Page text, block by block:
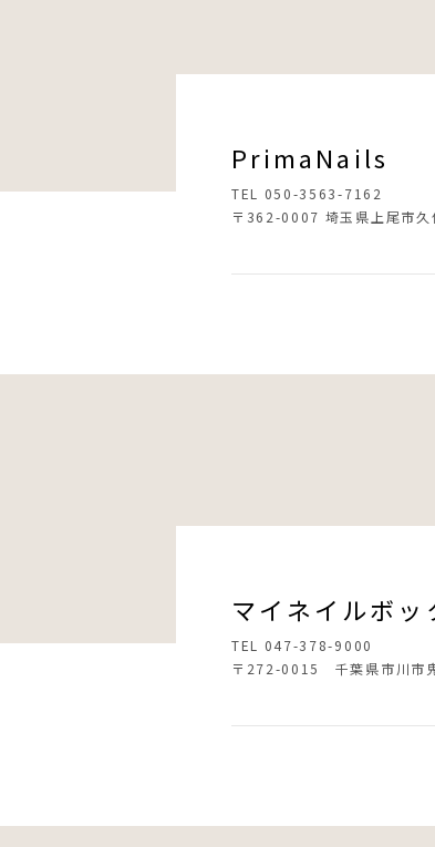
PrimaNails
TEL 050-3563-7162
〒362-0007 埼玉県上尾市
マイネイルボ
TEL 047-378-9000
〒272-0015 千葉県市川市